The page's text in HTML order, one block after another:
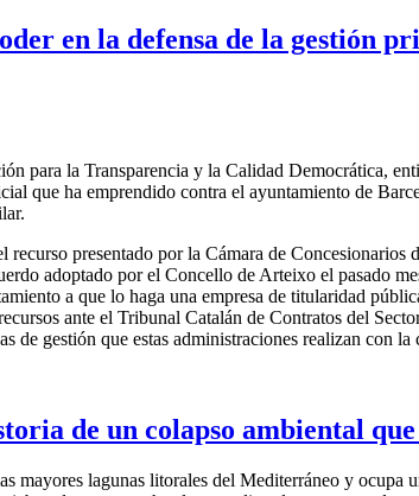
en la defensa de la gestión
para la Transparencia y la Calidad Democrática,
que ha emprendido contra el ayuntamiento de
recurso presentado por la Cámara de
adoptado por el Concello de Arteixo el pasado
a que lo haga una empresa de titularidad
ante el Tribunal Catalán de Contratos del
de gestión que estas administraciones realizan con
de un colapso ambiental que
mayores lagunas litorales del Mediterráneo y ocupa